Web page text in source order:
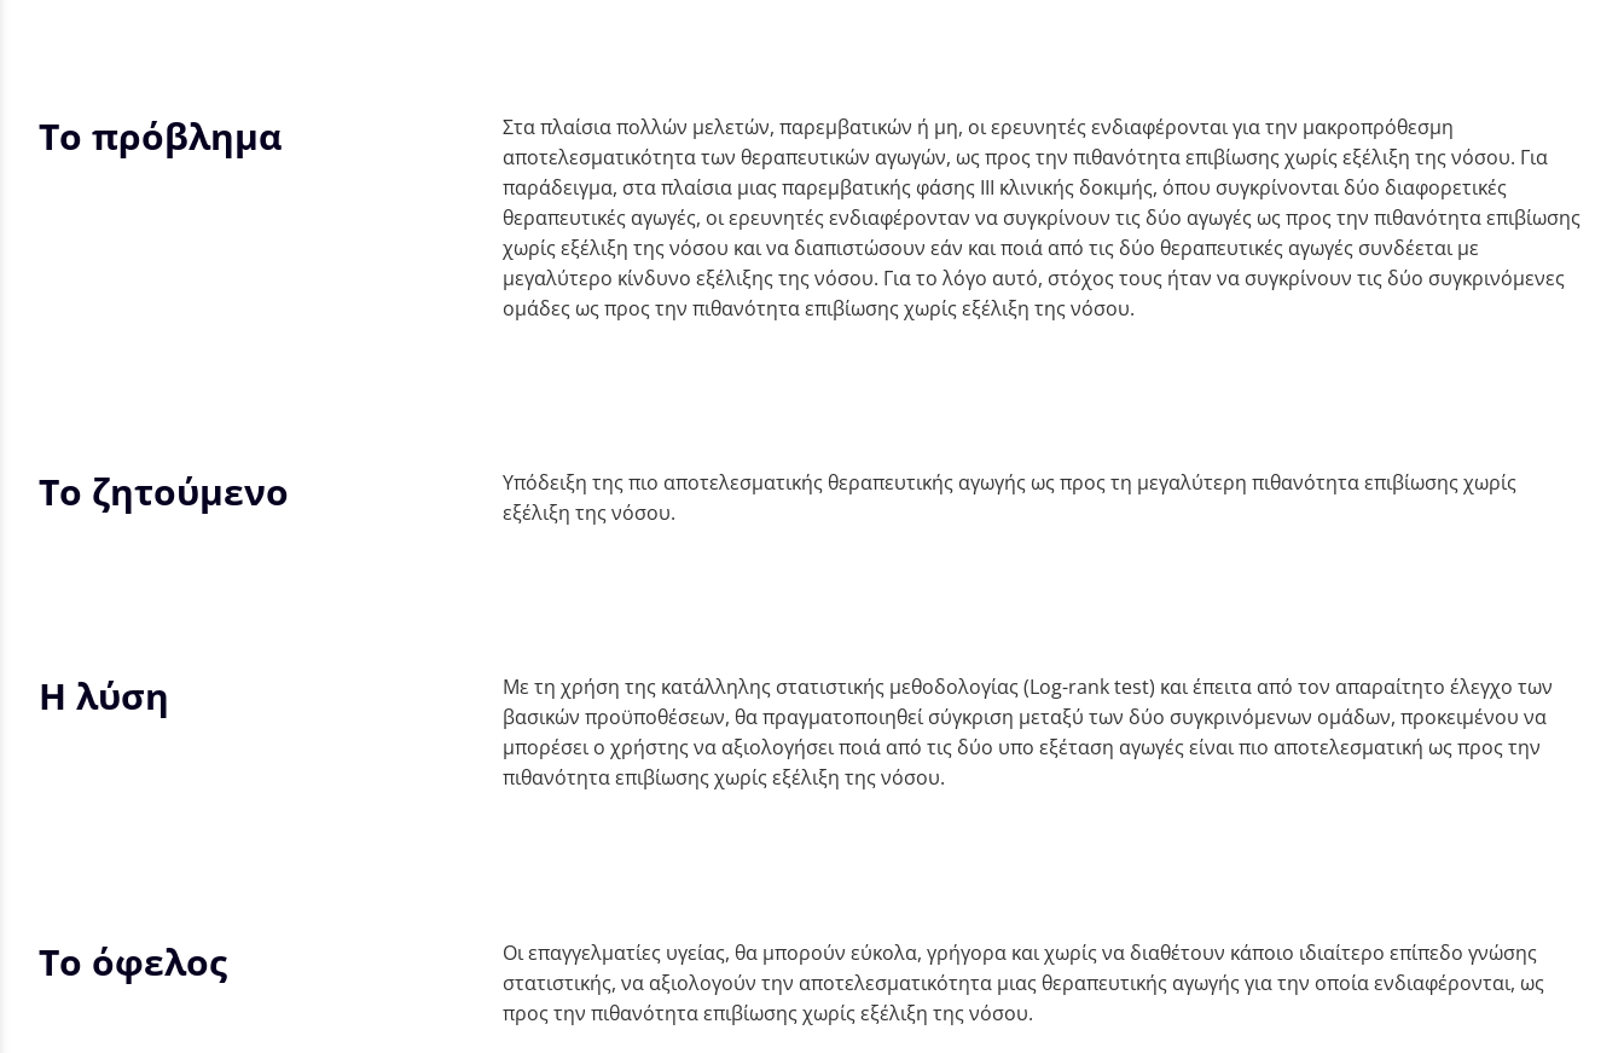
Το πρόβλημα
Στα πλαίσια πολλών μελετών, παρεμβατικών ή μη, οι ερευνητές ενδιαφέρονται για την μακροπρόθεσμη
αποτελεσματικότητα των θεραπευτικών αγωγών, ως προς την πιθανότητα επιβίωσης χωρίς εξέλιξη της νόσου. Για
παράδειγμα, στα πλαίσια μιας παρεμβατικής φάσης ΙΙΙ κλινικής δοκιμής, όπου συγκρίνονται δύο διαφορετικές
θεραπευτικές αγωγές, οι ερευνητές ενδιαφέρονταν να συγκρίνουν τις δύο αγωγές ως προς την πιθανότητα επιβίωσης
χωρίς εξέλιξη της νόσου και να διαπιστώσουν εάν και ποιά από τις δύο θεραπευτικές αγωγές συνδέεται με
μεγαλύτερο κίνδυνο εξέλιξης της νόσου. Για το λόγο αυτό, στόχος τους ήταν να συγκρίνουν τις δύο συγκρινόμενες
ομάδες ως προς την πιθανότητα επιβίωσης χωρίς εξέλιξη της νόσου.
Το ζητούμενο
Υπόδειξη της πιο αποτελεσματικής θεραπευτικής αγωγής ως προς τη μεγαλύτερη πιθανότητα επιβίωσης χωρίς
εξέλιξη της νόσου.
Η λύση
Με τη χρήση της κατάλληλης στατιστικής μεθοδολογίας (Log-rank test) και έπειτα από τον απαραίτητο έλεγχο των
βασικών προϋποθέσεων, θα πραγματοποιηθεί σύγκριση μεταξύ των δύο συγκρινόμενων ομάδων, προκειμένου να
μπορέσει ο χρήστης να αξιολογήσει ποιά από τις δύο υπο εξέταση αγωγές είναι πιο αποτελεσματική ως προς την
πιθανότητα επιβίωσης χωρίς εξέλιξη της νόσου.
Το όφελος
Οι επαγγελματίες υγείας, θα μπορούν εύκολα, γρήγορα και χωρίς να διαθέτουν κάποιο ιδιαίτερο επίπεδο γνώσης
στατιστικής, να αξιολογούν την αποτελεσματικότητα μιας θεραπευτικής αγωγής για την οποία ενδιαφέρονται, ως
προς την πιθανότητα επιβίωσης χωρίς εξέλιξη της νόσου.